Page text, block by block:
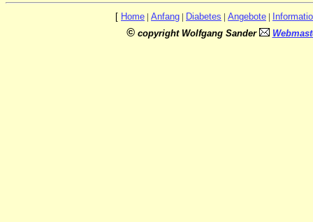
[ Home | Anfang | Diabetes | Angebote |
©copyright Wolfgang Sander